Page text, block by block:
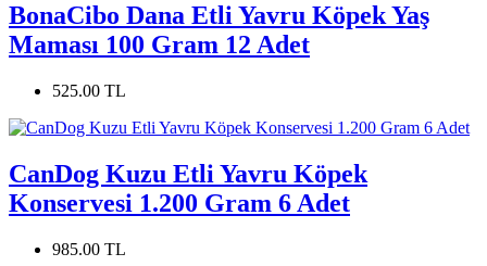
BonaCibo Dana Etli Yavru Köpek Yaş
Maması 100 Gram 12 Adet
525.00 TL
CanDog Kuzu Etli Yavru Köpek
Konservesi 1.200 Gram 6 Adet
985.00 TL